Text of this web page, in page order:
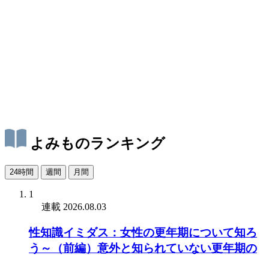
よみものランキング
24時間 週間 月間
1
連載 2026.08.03
性知識イミダス：女性の更年期について知ろ
う～（前編）意外と知られていない更年期の